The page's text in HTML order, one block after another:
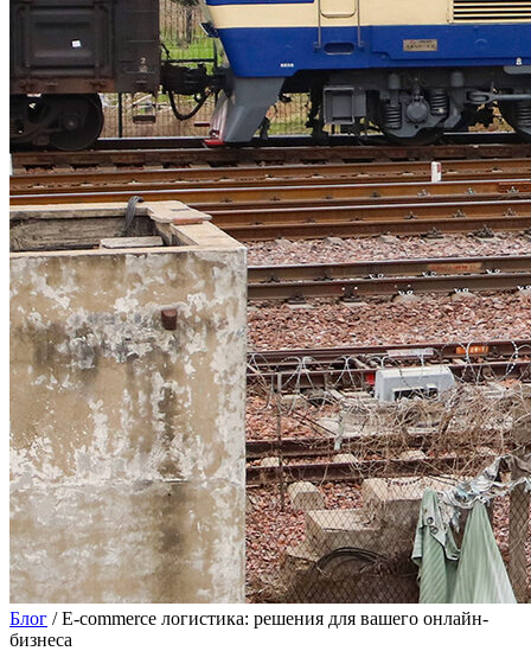
Блог /E-commerce логистика: решения для вашего онлайн-
бизнеса